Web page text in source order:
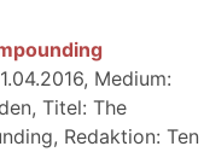
Medium:
Titel: The
Redaktion: Ten